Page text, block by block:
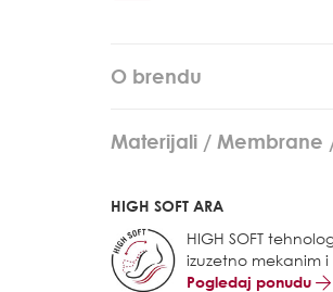
O brendu
Materijali / Membrane
HIGH SOFT ARA
HIGH SOFT
izuzetno mekanim
Pogledaj ponudu